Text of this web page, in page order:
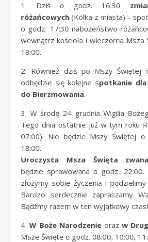
1. Dziś o godz. 16:30
różańcowych (Kółka z miasta) –
o godz. 17:30 nabożeństwo
wewnątrz kościoła i wieczorna Msza
18:00.
2. Również dziś po Mszy Świętej
odbędzie się kolejne spotkanie
do Bierzmowania.
3. W środę 24 grudnia Wigilia
Tego dnia ostatnie już w tym roku
07:00). Nie będzie Mszy Świętej
18:00.
Uroczysta Msza Święta
będzie sprawowana o godz. 22:00.
złożymy sobie życzenia i podzielimy
Bardzo serdecznie zapraszamy
Bądźmy razem w ten wyjątkowy czas!
4.W Boże Narodzenie oraz w
Msze Święte o godz. 08:00, 10:00,